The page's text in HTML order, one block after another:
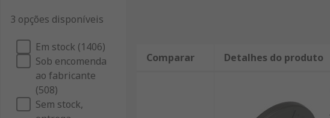
3 opções disponíveis
Em stock (1406)
Sob encomenda
ao fabricante
(508)
Sem stock,
Comparar Detalhes do produto